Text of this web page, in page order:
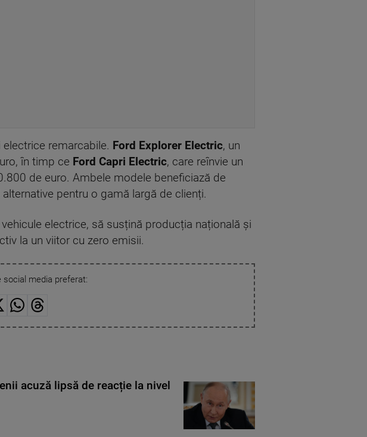
remarcabile. Ford Explorer Electric, un
în timp ce Ford Capri Electric, care reînvie un
de euro. Ambele modele beneficiază de
pentru o gamă largă de clienți.
electrice, să susțină producția națională și
la un viitor cu zero emisii.
media preferat:
acuză lipsă de reacție la nivel